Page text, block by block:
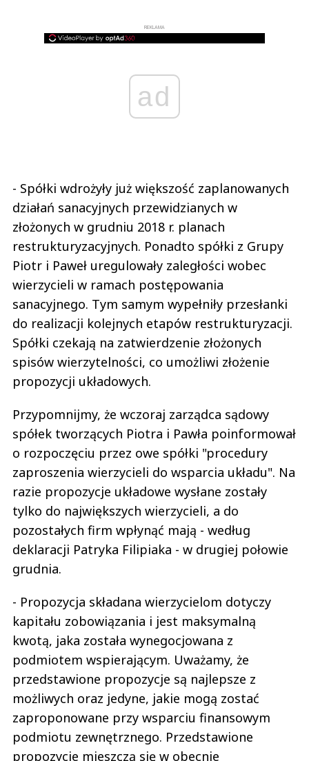
REKLAMA
ad
- Spółki wdrożyły już większość zaplanowanych
działań sanacyjnych przewidzianych w
złożonych w grudniu 2018 r. planach
restrukturyzacyjnych. Ponadto spółki z Grupy
Piotr i Paweł uregulowały zaległości wobec
wierzycieli w ramach postępowania
sanacyjnego. Tym samym wypełniły przesłanki
do realizacji kolejnych etapów restrukturyzacji.
Spółki czekają na zatwierdzenie złożonych
spisów wierzytelności, co umożliwi złożenie
propozycji układowych.
Przypomnijmy, że wczoraj zarządca sądowy
spółek tworzących Piotra i Pawła poinformował
o rozpoczęciu przez owe spółki "procedury
zaproszenia wierzycieli do wsparcia układu". Na
razie propozycje układowe wysłane zostały
tylko do największych wierzycieli, a do
pozostałych firm wpłynąć mają - według
deklaracji Patryka Filipiaka - w drugiej połowie
grudnia.
- Propozycja składana wierzycielom dotyczy
kapitału zobowiązania i jest maksymalną
kwotą, jaka została wynegocjowana z
podmiotem wspierającym. Uważamy, że
przedstawione propozycje są najlepsze z
możliwych oraz jedyne, jakie mogą zostać
zaproponowane przy wsparciu finansowym
podmiotu zewnętrznego. Przedstawione
propozycje mieszczą się w obecnie